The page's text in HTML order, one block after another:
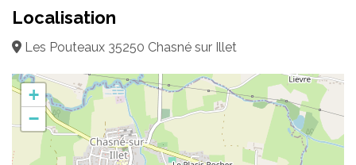
Localisation
Les Pouteaux 35250 Chasné sur Illet
+
−